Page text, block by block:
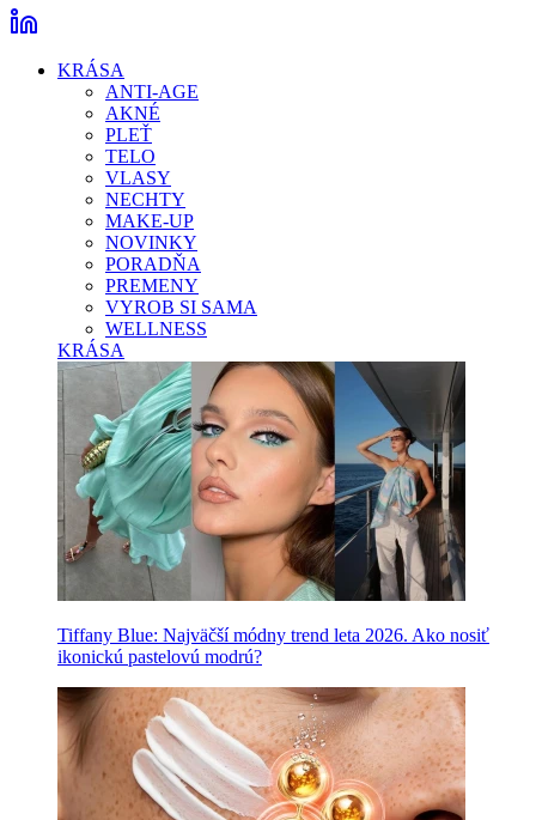
KRÁSA
ANTI-AGE
AKNÉ
PLEŤ
TELO
VLASY
NECHTY
MAKE-UP
NOVINKY
PORADŇA
PREMENY
VYROB SI SAMA
WELLNESS
KRÁSA
Tiffany Blue: Najväčší módny trend leta 2026. Ako nosiť
ikonickú pastelovú modrú?